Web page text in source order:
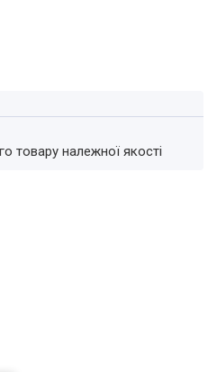
товару належної якості